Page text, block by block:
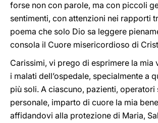
forse non con parole, ma con piccoli
sentimenti, con attenzioni nei rapporti
poema che solo Dio sa leggere
consola il Cuore misericordioso di
Carissimi, vi prego di esprimere la mia
i malati dell’ospedale, specialmente a
più soli. A ciascuno, pazienti, operatori
personale, imparto di cuore la mia
affidandovi alla protezione di Maria,